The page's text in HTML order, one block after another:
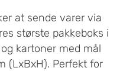
at sende varer via
største pakkeboks i
kartoner med mål
(LxBxH). Perfekt for